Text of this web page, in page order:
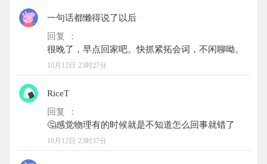
一句话都懒得说了以后
回复 ：
10月12日 23时27分
RiceT
回复 ：
10月12日 23时37分